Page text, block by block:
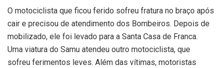
O motociclista que ficou ferido sofreu fratura no braço após
cair e precisou de atendimento dos Bombeiros. Depois de
mobilizado, ele foi levado para a Santa Casa de Franca.
Uma viatura do Samu atendeu outro motociclista, que
sofreu ferimentos leves. Além das vítimas, motoristas